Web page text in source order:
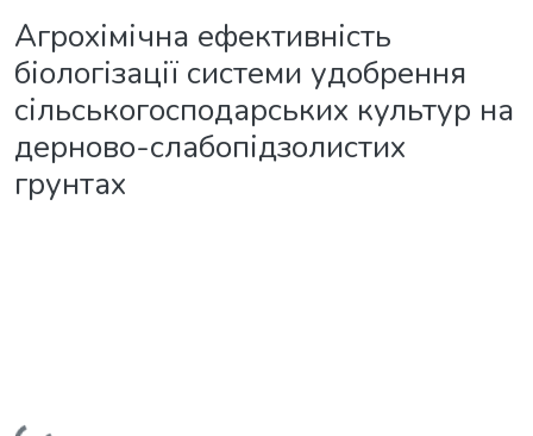
Агрохімічна ефективність
біологізації системи удобрення
сільськогосподарських культур на
дерново-слабопідзолистих
грунтах